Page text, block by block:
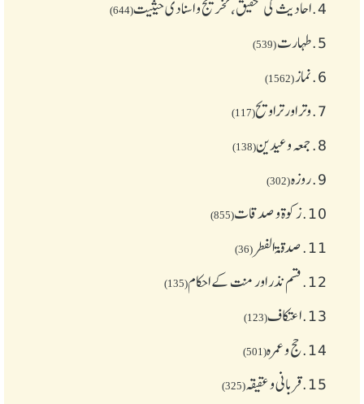
4. احادیث کی تحقیق، تخریج و اسنادی حیثیت(644)
5. طهارت(539)
6. نماز(1562)
7. وتر اور تراویح(117)
8. جمعہ وعیدین(138)
9. روزہ(302)
10. زکوة و صدقات(855)
11. صدقۃ الفطر (36)
12. قسم نذر اور منت کے احکام(135)
13. اعتکاف(123)
14. حج و عمرہ(501)
15. قربانی و عقیقہ(325)